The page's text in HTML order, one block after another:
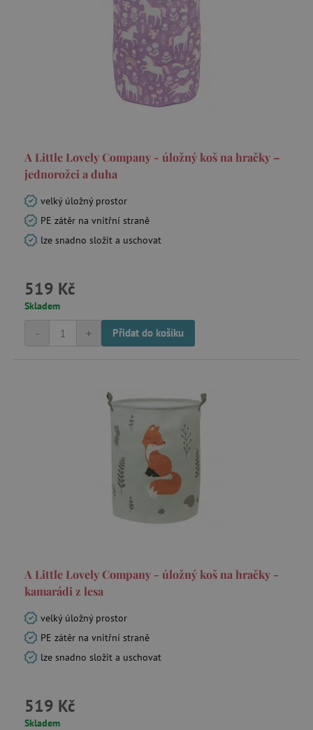
A Little Lovely Company - úložný koš na hračky –
jednorožci a duha
velký úložný prostor
PE zátěr na vnitřní straně
lze snadno složit a uschovat
519 Kč
Skladem
+
- Přidat do košíku
A Little Lovely Company - úložný koš na hračky -
kamarádi z lesa
velký úložný prostor
PE zátěr na vnitřní straně
lze snadno složit a uschovat
519 Kč
Skladem